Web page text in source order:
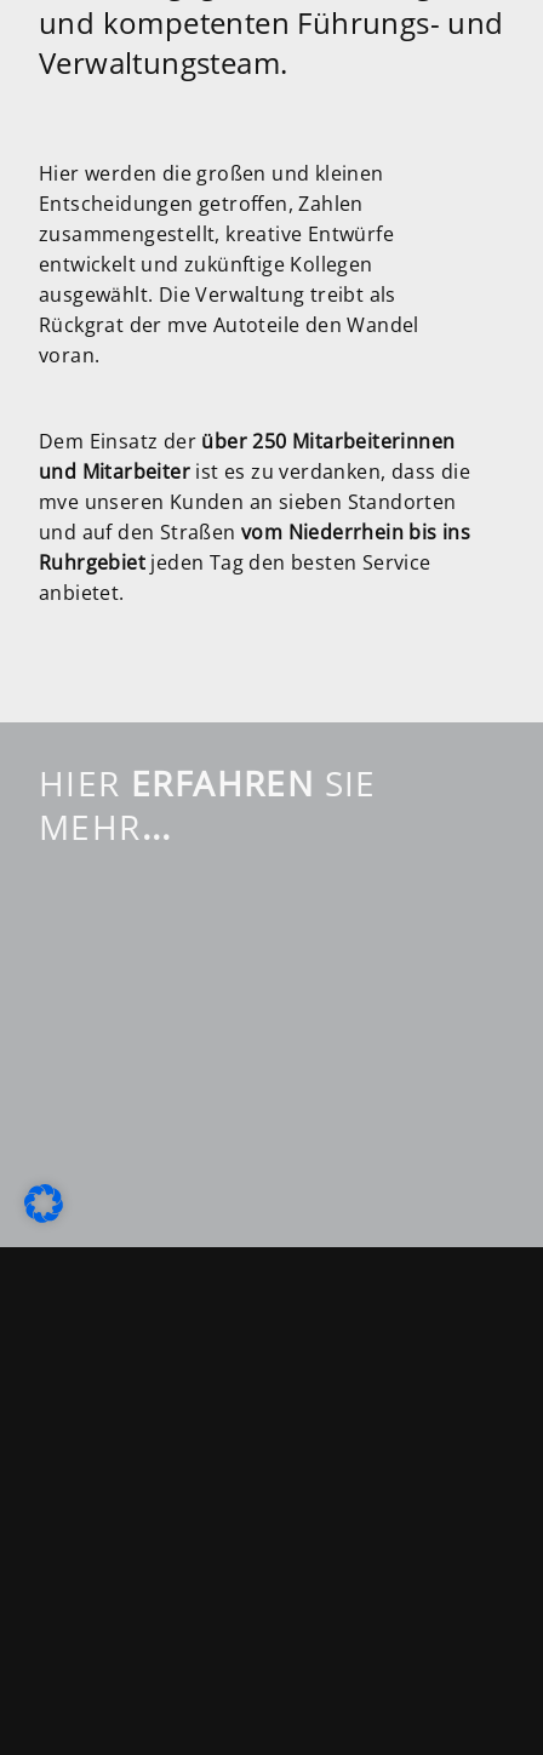
und kompetenten Führungs- und
Verwaltungsteam.
Hier werden die großen und kleinen
Entscheidungen getroffen, Zahlen
zusammengestellt, kreative Entwürfe
entwickelt und zukünftige Kollegen
ausgewählt. Die Verwaltung treibt als
Rückgrat der mve Autoteile den Wandel
voran.
Dem Einsatz der über 250 Mitarbeiterinnen
und Mitarbeiter ist es zu verdanken, dass die
mve unseren Kunden an sieben Standorten
und auf den Straßen vom Niederrhein bis ins
Ruhrgebiet jeden Tag den besten Service
anbietet.
HIER ERFAHREN SIE
MEHR...